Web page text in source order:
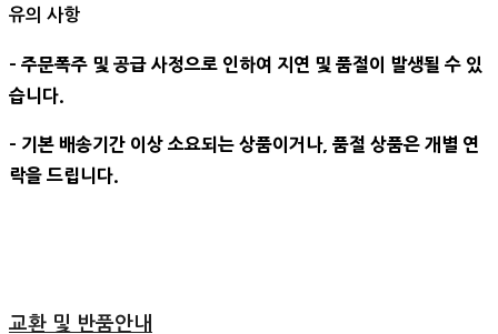
유의 사항
- 주문폭주 및 공급 사정으로 인하여 지연 및 품절이 발생될 수 있
습니다.
- 기본 배송기간 이상 소요되는 상품이거나, 품절 상품은 개별 연
락을 드립니다.
교환 및 반품안내